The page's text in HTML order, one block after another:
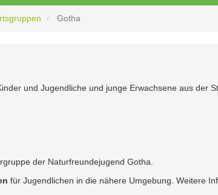
Gotha
und Jugendliche und junge Erwachsene aus der
der Naturfreundejugend Gotha.
für Jugendlichen in die nähere Umgebung. Weitere